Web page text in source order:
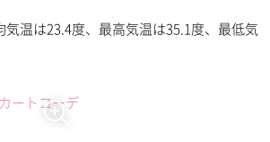
気温は23.4度、最高気温は35.1度、最低気